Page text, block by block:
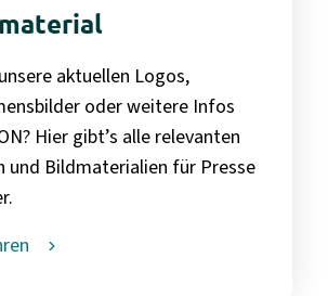
aktuellen Logos,
oder weitere Infos
Hier gibt’s alle relevanten
und Bildmaterialien für Presse